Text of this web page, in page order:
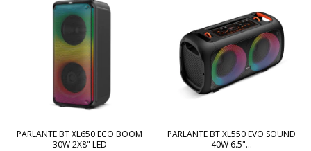
PARLANTE BT XL650 ECO BOOM
30W 2X8" LED
PARLANTE BT XL550 EVO SOUND
40W 6.5"...